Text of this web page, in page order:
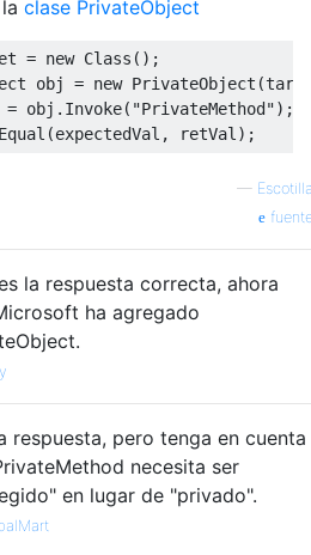
clase PrivateObject
= new Class ();
obj = new PrivateObject (
= obj . Invoke( "PrivateMethod");
(expectedVal , retVal );
—
la respuesta correcta, ahora
ha agregado
respuesta, pero tenga en cuenta
necesita ser
en lugar de "privado".